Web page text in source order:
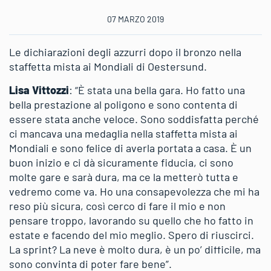
07 MARZO 2019
Le dichiarazioni degli azzurri dopo il bronzo nella
staffetta mista ai Mondiali di Oestersund.
Lisa Vittozzi: “È stata una bella gara. Ho fatto una
bella prestazione al poligono e sono contenta di
essere stata anche veloce. Sono soddisfatta perché
ci mancava una medaglia nella staffetta mista ai
Mondiali e sono felice di averla portata a casa. È un
buon inizio e ci dà sicuramente fiducia, ci sono
molte gare e sarà dura, ma ce la metterò tutta e
vedremo come va. Ho una consapevolezza che mi ha
reso più sicura, così cerco di fare il mio e non
pensare troppo, lavorando su quello che ho fatto in
estate e facendo del mio meglio. Spero di riuscirci.
La sprint? La neve è molto dura, è un po’ difficile, ma
sono convinta di poter fare bene”.